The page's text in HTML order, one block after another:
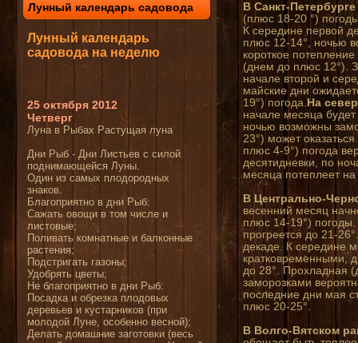
Лунный календарь садовода
Лунный календарь
садовода на неделю
25 октября 2012
Четверг
Луна в Рыбах Растущая луна
Дни Рыб - Дни Листьев с силой
поднимающейся Луны.
Один из самых плодородных
знаков.
Благоприятно в дни Рыб:
Сажать овощи в том числе и
листовые;
Поливать комнатные и балконные
растения;
Подстригать газоны;
Удобрять цветы;
Не благоприятно в дни Рыб:
Посадка и обрезка плодовых
деревьев и кустарников (при
молодой Луне, особенно весной);
Делать домашние заготовки (весь
В Санкт-
(плюс 18-20 °)
К середине первой
плюс 12-14°, ночью
короткое
(днем до плюс 12°).
начале второй и
майские дни
19°) погода. На
начале месяца
ночью возможны
23°) может
плюс 4-9°) погода
десятидневки, по
месяца потеплеет на
В Центрально-
весенний месяц
плюс 14-19°) погоды.
прогреется до 21-
декаде. К середине
кратковременными,
до 28°. Прохладная
заморозками
последние дни мая
плюс 20-25°.
В Волго-Вятском